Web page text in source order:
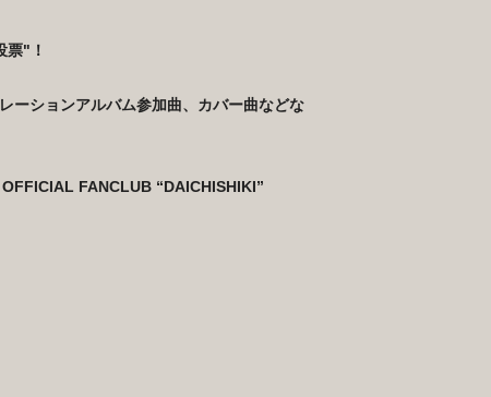
票"！
ーションアルバム参加曲、 カバー曲などな
FANCLUB “DAICHISHIKI”